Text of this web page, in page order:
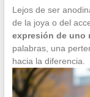
Lejos de ser
de la joya o del
expresión de uno
palabras, una
hacia la diferencia.